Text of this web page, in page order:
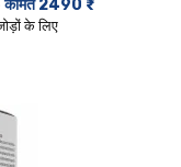
2490 ₹
के लिए